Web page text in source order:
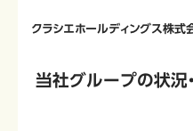
クラシエホールディングス株式
当社グループの状況